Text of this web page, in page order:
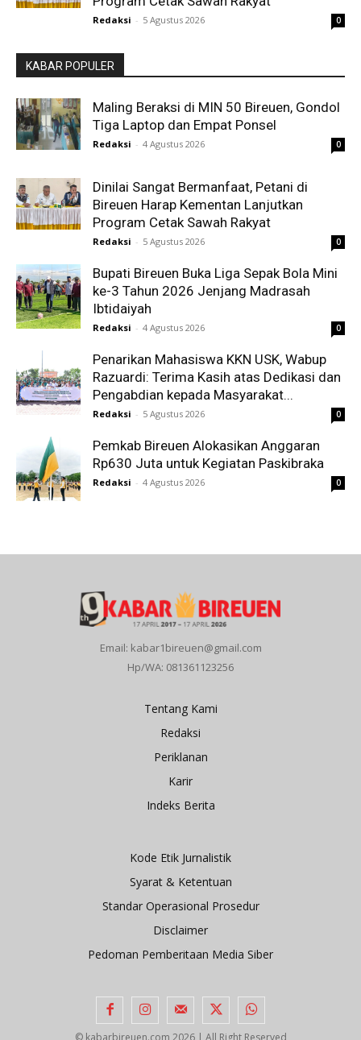
Redaksi - 5 Agustus 2026 0
KABAR POPULER
Maling Beraksi di MIN 50 Bireuen, Gondol
Tiga Laptop dan Empat Ponsel
Redaksi - 4 Agustus 2026 0
Dinilai Sangat Bermanfaat, Petani di
Bireuen Harap Kementan Lanjutkan
Program Cetak Sawah Rakyat
Redaksi - 5 Agustus 2026 0
Bupati Bireuen Buka Liga Sepak Bola Mini
ke-3 Tahun 2026 Jenjang Madrasah
Ibtidaiyah
Redaksi - 4 Agustus 2026 0
Penarikan Mahasiswa KKN USK, Wabup
Razuardi: Terima Kasih atas Dedikasi dan
Pengabdian kepada Masyarakat...
Redaksi - 5 Agustus 2026 0
Pemkab Bireuen Alokasikan Anggaran
Rp630 Juta untuk Kegiatan Paskibraka
Redaksi - 4 Agustus 2026 0
Email: kabar1bireuen@gmail.com
Hp/WA: 081361123256
Tentang Kami
Redaksi
Periklanan
Karir
Indeks Berita
Kode Etik Jurnalistik
Syarat & Ketentuan
Standar Operasional Prosedur
Disclaimer
Pedoman Pemberitaan Media Siber